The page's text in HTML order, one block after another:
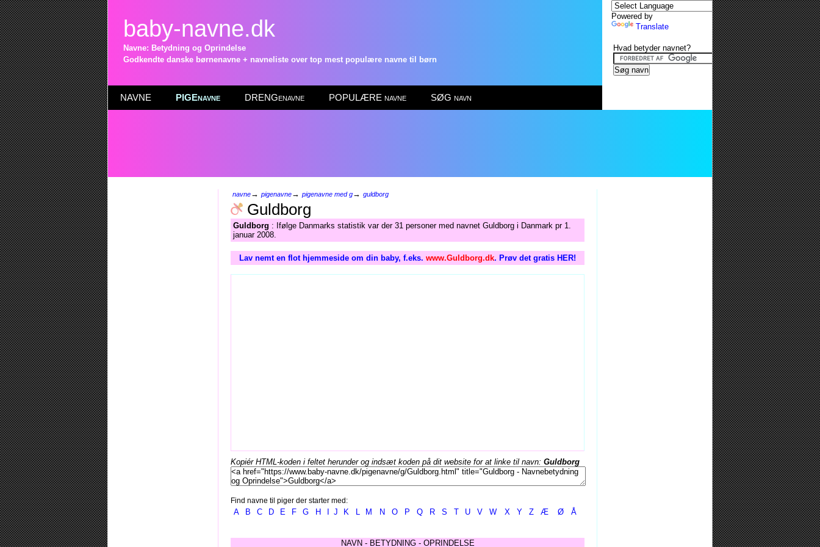
baby-navne.dk
Navne: Betydning og Oprindelse
Godkendte danske børnenavne + navneliste over top mest populære navne til børn
NAVNE PIGEnavne DRENGenavne POPULÆRE navne SØG navn
navne→ pigenavne→ pigenavne med g→ guldborg
Guldborg
Guldborg : Ifølge Danmarks statistik var der 31 personer med navnet Guldborg i Danmark pr 1.
januar 2008.
Lav nemt en flot hjemmeside om din baby, f.eks. www.Guldborg.dk. Prøv det gratis HER!
Kopiér HTML-koden i feltet herunder og indsæt koden på dit website for at linke til navn: Guldborg
Find navne til piger der starter med:
A B C D E F G H J K L M N O P Q R S T U V W X Y Z Æ Ø Å
NAVN - BETYDNING - OPRINDELSE
Powered by
Translate
Hvad betyder navnet?